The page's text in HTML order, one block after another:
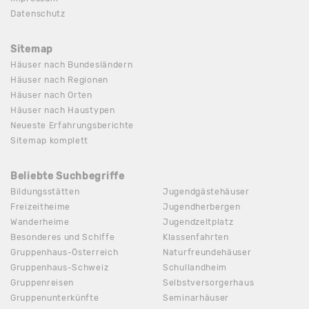
Datenschutz
Sitemap
Häuser nach Bundesländern
Häuser nach Regionen
Häuser nach Orten
Häuser nach Haustypen
Neueste Erfahrungsberichte
Sitemap komplett
Beliebte Suchbegriffe
Bildungsstätten
Freizeitheime
Wanderheime
Besonderes und Schiffe
Gruppenhaus-Österreich
Gruppenhaus-Schweiz
Gruppenreisen
Gruppenunterkünfte
Jugendgästehäuser
Jugendherbergen
Jugendzeltplatz
Klassenfahrten
Naturfreundehäuser
Schullandheim
Selbstversorgerhaus
Seminarhäuser